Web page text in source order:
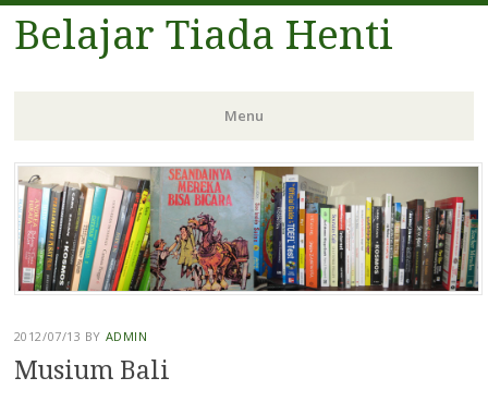
Belajar Tiada Henti
Menu
Skip
to
content
2012/07/13 BY ADMIN
Musium Bali